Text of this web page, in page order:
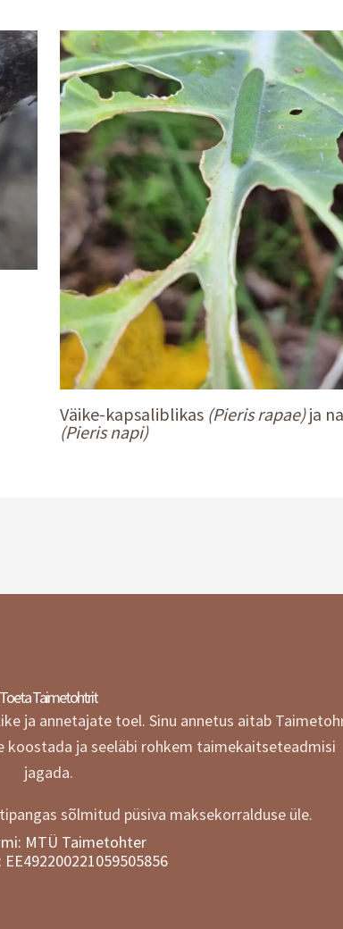
Väike-kapsaliblikas (Pieris rapae)ja
(Pieris napi)
Toeta Taimetohtrit
ja annetajate toel. Sinu annetus aitab
ja seeläbi rohkem taimekaitseteadmisi
jagada.
sõlmitud püsiva maksekorralduse üle.
MTÜ Taimetohter